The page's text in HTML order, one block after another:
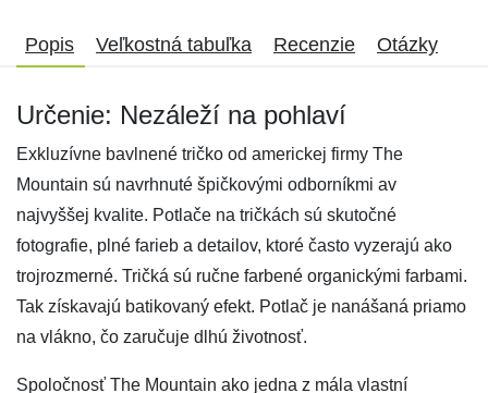
Popis Veľkostná tabuľka Recenzie Otázky
Určenie: Nezáleží na pohlaví
Exkluzívne bavlnené tričko od americkej firmy The
Mountain sú navrhnuté špičkovými odborníkmi av
najvyššej kvalite. Potlače na tričkách sú skutočné
fotografie, plné farieb a detailov, ktoré často vyzerajú ako
trojrozmerné. Tričká sú ručne farbené organickými farbami.
Tak získavajú batikovaný efekt. Potlač je nanášaná priamo
na vlákno, čo zaručuje dlhú životnosť.
Spoločnosť The Mountain ako jedna z mála vlastní